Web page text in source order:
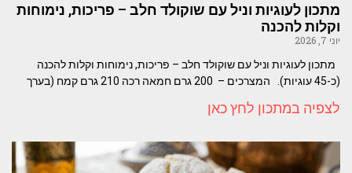
מתכון לעוגיות וניל עם שוקולד חלב – פריכות, נימוחות
וקלות להכנה
יוני 7, 2026
מתכון לעוגיות וניל עם שוקולד חלב – פריכות, נימוחות וקלות להכנה
(כ-45 עוגיות). המצרכים – 200 גרם חמאה רכה 210 גרם קמח (בערך
לצפיה במתכון לחץ כאן